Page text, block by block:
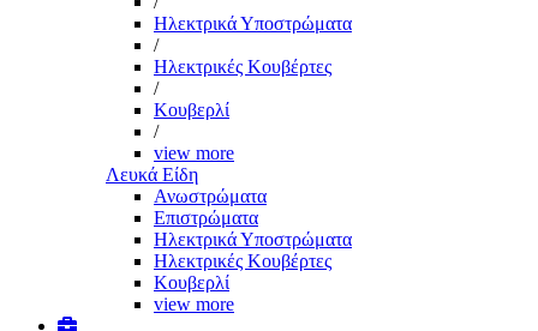
Ηλεκτρικά Υποστρώματα
/
Ηλεκτρικές Κουβέρτες
/
Κουβερλί
/
view more
Λευκά Είδη
Ανωστρώματα
Επιστρώματα
Ηλεκτρικά Υποστρώματα
Ηλεκτρικές Κουβέρτες
Κουβερλί
view more